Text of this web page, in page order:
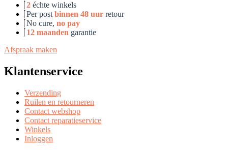
2 échte winkels
Per post binnen 48 uur retour
No cure, no pay
12 maanden garantie
Afspraak maken
Klantenservice
Verzending
Ruilen en retourneren
Contact webshop
Contact reparatieservice
Winkels
Inloggen